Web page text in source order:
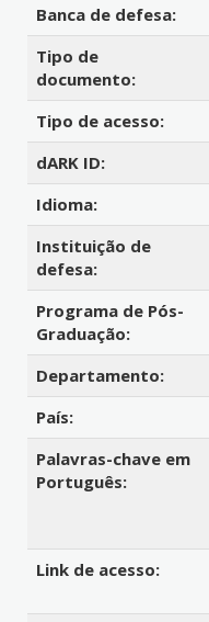
Banca de defesa:
Tipo de
documento:
Tipo de acesso:
dARK ID:
Idioma:
Instituição de
defesa:
Programa de Pós-
Graduação:
Departamento:
País:
Palavras-chave em
Português:
Link de acesso: